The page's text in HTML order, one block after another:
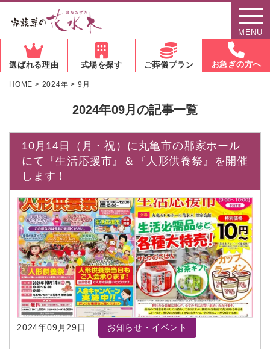
MENU
選ばれる理由 式場を探す ご葬儀プラン お急ぎの方へ
HOME > 2024年 >9月
2024年09月の記事一覧
10月14日（月・祝）に丸亀市の郡家ホール
にて『生活応援市』＆『人形供養祭』を開催
します！
2024年09月29日 お知らせ・イベント